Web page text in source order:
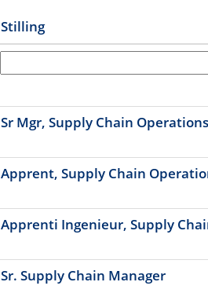
Stilling
Sr Mgr, Supply Chain Operations
Apprent, Supply Chain
Apprenti Ingenieur, Supply
Sr. Supply Chain Manager